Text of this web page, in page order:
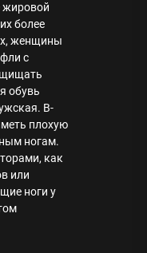
жировой
более
женщины
с
обувь
В-
плохую
ногам.
как
или
ноги у